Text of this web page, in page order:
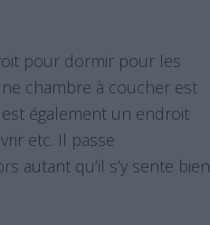
pour dormir pour les
chambre à coucher est
également un endroit
etc. Il passe
autant qu’il s’y sente bien